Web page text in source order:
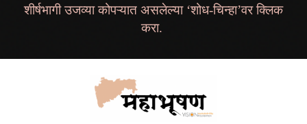
शीर्षभागी उजव्या कोपऱ्यात असलेल्या ‘शोध-चिन्हा’वर क्लिक
करा.